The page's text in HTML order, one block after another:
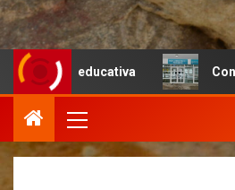
Continúa el